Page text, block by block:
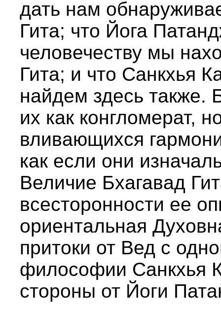
дать нам
Гита; что Йога
человечеству мы
Гита; и что Санкхья
найдем здесь также.
их как конгломерат,
вливающихся
как если они
Величие Бхагавад
всесторонности ее
ориентальная
притоки от Вед с
философии Санкхья
стороны от Йоги